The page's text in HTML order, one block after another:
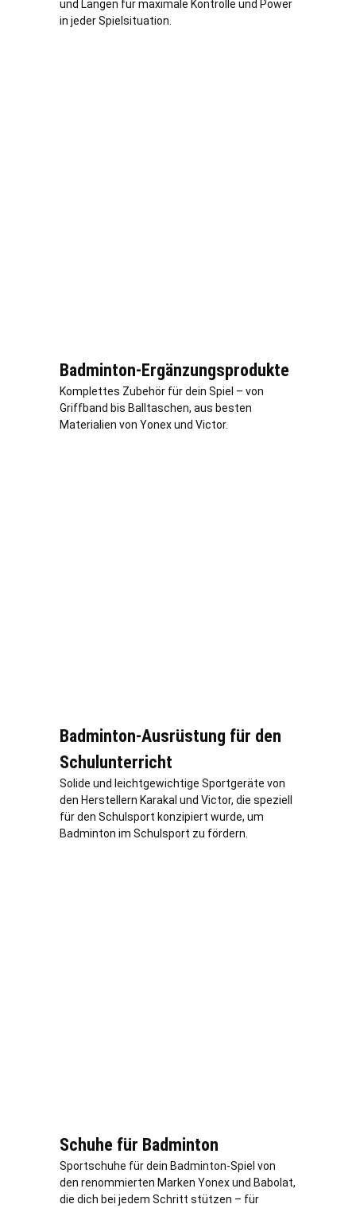
und Längen für maximale Kontrolle und Power
in jeder Spielsituation.
Badminton-Ergänzungsprodukte
Komplettes Zubehör für dein Spiel – von
Griffband bis Balltaschen, aus besten
Materialien von Yonex und Victor.
Badminton-Ausrüstung für den
Schulunterricht
Solide und leichtgewichtige Sportgeräte von
den Herstellern Karakal und Victor, die speziell
für den Schulsport konzipiert wurde, um
Badminton im Schulsport zu fördern.
Schuhe für Badminton
Sportschuhe für dein Badminton-Spiel von
den renommierten Marken Yonex und Babolat,
die dich bei jedem Schritt stützen – für